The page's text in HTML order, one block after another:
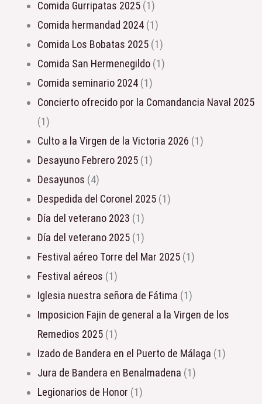
Comida Gurripatas 2025 (1)
Comida hermandad 2024 (1)
Comida Los Bobatas 2025 (1)
Comida San Hermenegildo (1)
Comida seminario 2024 (1)
Concierto ofrecido por la Comandancia Naval 2025
(1)
Culto a la Virgen de la Victoria 2026 (1)
Desayuno Febrero 2025 (1)
Desayunos (4)
Despedida del Coronel 2025 (1)
Día del veterano 2023 (1)
Día del veterano 2025 (1)
Festival aéreo Torre del Mar 2025 (1)
Festival aéreos (1)
Iglesia nuestra señora de Fátima (1)
Imposicion Fajin de general a la Virgen de los
Remedios 2025 (1)
Izado de Bandera en el Puerto de Málaga (1)
Jura de Bandera en Benalmadena (1)
Legionarios de Honor (1)